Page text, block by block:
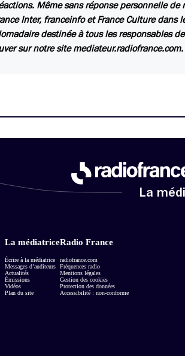
Même sans réponse personnelle
Inter, franceinfo et France Culture dans
destinée à tous les responsables
sur notre site mediateur.radiofrance.com.
La
La médiatrice
Écrire à la médiatrice
Messages d’auditeurs
Actualités
Émissions
Vidéos
Plan du site
Radio France
radiofrance.com
Fréquences radio
Mentions légales
Gestion des cookies
Protection des données
Accessibilité : non-conforme